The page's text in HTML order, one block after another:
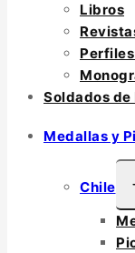
Libros
Soldados de
Medallas y
Chile